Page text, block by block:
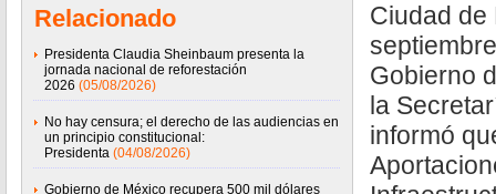
Relacionado
Presidenta Claudia Sheinbaum presenta la
jornada nacional de reforestación
2026 (05/08/2026)
No hay censura; el derecho de las audiencias en
un principio constitucional:
Presidenta (04/08/2026)
Gobierno de México recupera 500 mil dólares
Ciudad de
Gobierno
la
informó